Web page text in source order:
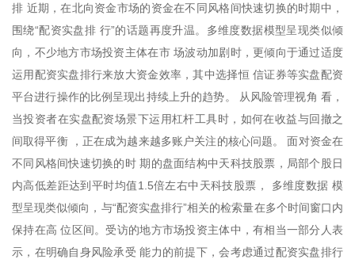
排 近期，在北向资金市场的资金在不同风格间快速切换的时期中，
围绕“配资实盘排 行”的话题再度升温。多维度数据模型呈现类似倾
向，不少地方市场投资主体在市 场波动加剧时，更倾向于通过适度
运用配资实盘排行来放大资金效率，其中选择恒 信证券等实盘配资
平台进行操作的比例呈现出持续上升的趋势。 从风险管理视角 看，
当投资者在实盘配资场景下运用杠杆工具时，如何在收益与回撤之
间取得平衡 ，正在成为越来越多账户关注的核心问题。 面对资金在
不同风格间快速切换的时 期的盘面结构中天科技股票，局部个股日
内高低差距达到平时均值1.5倍左右中天科技股票， 多维度数据 模
型呈现类似倾向，与“配资实盘排行”相关的检索量在多个时间窗口内
保持在高 位区间。受访的地方市场投资主体中，有相当一部分人表
示，在明确自身风险承受 能力的前提下，会考虑通过配资实盘排行